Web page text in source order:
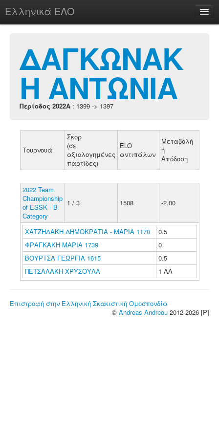
Ελληνικά ΕΛΟ
chesstu.be @ discord
Login
ΔΑΓΚΩΝΑΚ
Η ΑΝΤΩΝΙΑ
Περίοδος 2022A : 1399 -> 1397
Τουρνουά
Σκορ
(σε
αξιολογημένες
παρτίδες)
ELO
αντιπάλων
Μεταβολή
ή
Απόδοση
2022 Team
Championship
of ESSK - B
Category
1 / 3 1508 -2.00
ΧΑΤΖΗΔΑΚΗ ΔΗΜΟΚΡΑΤΙΑ - ΜΑΡΙΑ 1170
0.5
ΦΡΑΓΚΑΚΗ ΜΑΡΙΑ 1739
0
ΒΟΥΡΤΣΑ ΓΕΩΡΓΙΑ 1615
0.5
ΠΕΤΣΑΛΑΚΗ ΧΡΥΣΟΥΛΑ
1 ΑΑ
Επιστροφή στην Ελληνική Σκακιστική Ομοσπονδία
© Andreas Andreou 2012-2026 [P]